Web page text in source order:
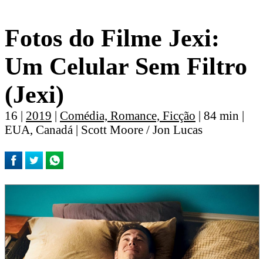
Fotos do Filme Jexi:
Um Celular Sem Filtro
(Jexi)
16 | 2019 | Comédia, Romance, Ficção | 84 min |
EUA, Canadá | Scott Moore / Jon Lucas